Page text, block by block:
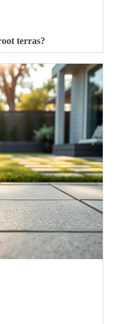
terras?